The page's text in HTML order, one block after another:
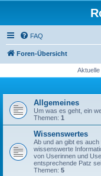
FAQ
Foren-Übersicht
Allgemeines
Um was es geht, ein
Themen: 1
Wissenswertes
Ab und an gibt es
wissenswerte
von Userinnen und
entsprechende Patz
Themen: 5